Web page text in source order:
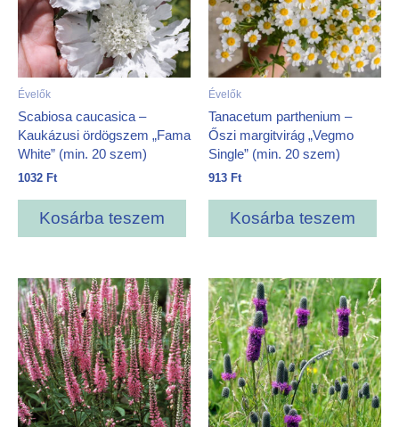
Évelők
Scabiosa caucasica –
Kaukázusi ördögszem „Fama
White” (min. 20 szem)
1032 Ft
Kosárba teszem
Évelők
Tanacetum parthenium –
Őszi margitvirág „Vegmo
Single” (min. 20 szem)
913 Ft
Kosárba teszem